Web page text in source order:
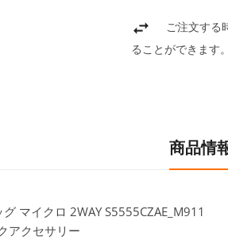
ご注文する
ることができます
商品情
マイクロ 2WAY S5555CZAE_M911
アクセサリー